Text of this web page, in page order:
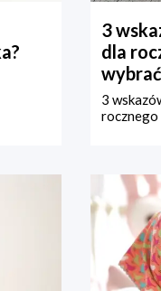
3
dla
wybrać
3
rocznego